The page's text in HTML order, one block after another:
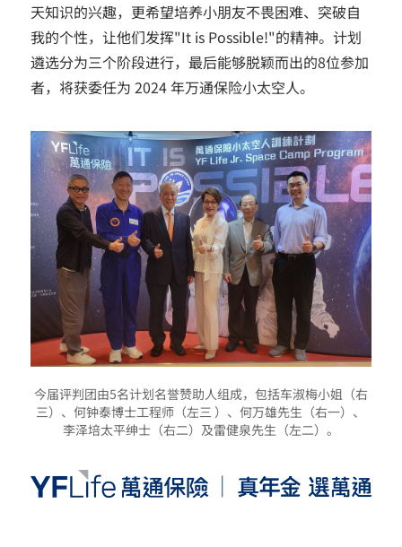
天知识的兴趣，更希望培养小朋友不畏困难、突破自
我的个性，让他们发挥"It is Possible!"的精神。计划
遴选分为三个阶段进行，最后能够脱颖而出的8位参加
者，将获委任为 2024 年万通保险小太空人。
今届评判团由5名计划名誉赞助人组成，包括车淑梅小姐（右
三）、何钟泰博士工程师（左三 ）、何万雄先生（右一）、
李泽培太平绅士（右二）及雷健泉先生（左二）。